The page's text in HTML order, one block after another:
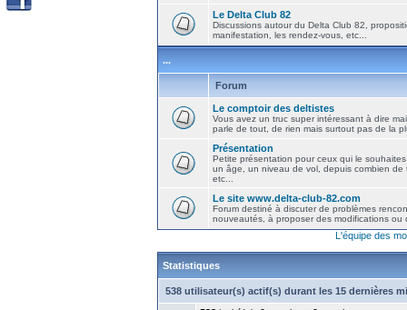
Le Delta Club 82
Discussions autour du Delta Club 82,
manifestation, les rendez-vous, etc...
...
Forum
Le comptoir des deltistes
Vous avez un truc super intéressant à dire
parle de tout, de rien mais surtout pas de la
Présentation
Petite présentation pour ceux qui le
un âge, un niveau de vol, depuis combien de
etc...
Le site www.delta-club-82.com
Forum destiné à discuter de problèmes
nouveautés, à proposer des modifications ou
L'équipe des
Statistiques
538 utilisateur(s) actif(s) durant les 15 dernières